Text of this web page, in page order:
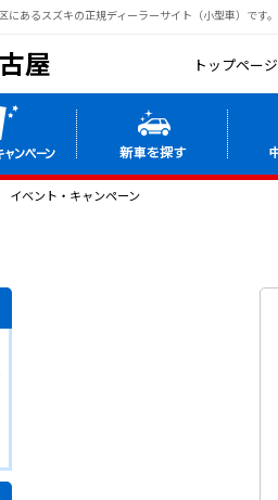
にあるスズキの正規ディーラーサイト（小型車）です。
トップページ
イベント・キャンペーン